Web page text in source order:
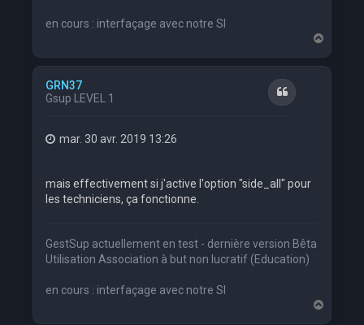
en cours : interfaçage avec notre SI
a
GRN37
Gsup LEVEL 1
Citation
mar. 30 avr. 2019 13:26
mais effectivement si j'active l'option "side_all" pour
les techniciens, ça fonctionne.
GestSup actuellement en test - dernière version Bêta
Utilisation Association à but non lucratif (Education)
en cours : interfaçage avec notre SI
a